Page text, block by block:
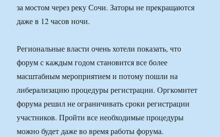
за мостом через реку Сочи. Заторы не прекращаются
даже в 12 часов ночи.
Региональные власти очень хотели показать, что
форум с каждым годом становится все более
масштабным мероприятием и потому пошли на
либерализацию процедуры регистрации. Оргкомитет
форума решил не ограничивать сроки регистрации
участников. Пройти все необходимые процедуры
можно будет даже во время работы форума.